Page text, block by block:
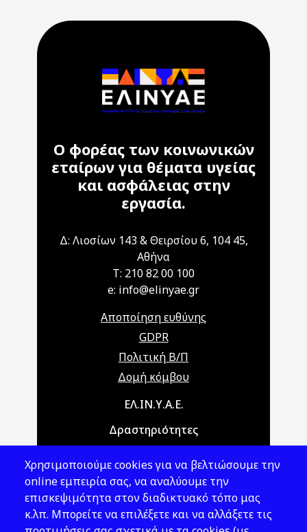
Ο φορέας των κοινωνικών
εταίρων για θέματα υγείας
και ασφάλειας στην
εργασία.
Δ: Λιοσίων 143 & Θειρσίου 6, 104 45,
Αθήνα
T: 210 82 00 100
e: info@elinyae.gr
Αποποίηση ευθύνης
GDPR
Πολιτική Β/Π
Δομή κόμβου
Main navigationΕΛ.ΙΝ.Υ.Α.Ε.
Δραστηριότητες
Νομοθεσία
Εκδόσεις
Χρησιμοποιούμε cookies για να βελτιώσουμε την
online εμπειρία σας, να αναλύουμε την
επισκεψιμότητα στον διαδικτυακό τόπο μας
κ.λπ. Μπορείτε να επιλέξετε και να αλλάξετε τις